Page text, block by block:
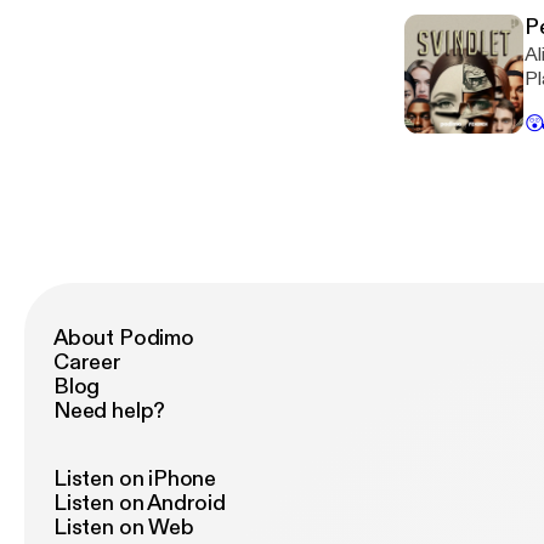
😲
About Podimo
Career
Blog
Need help?
Listen on iPhone
Listen on Android
Listen on Web